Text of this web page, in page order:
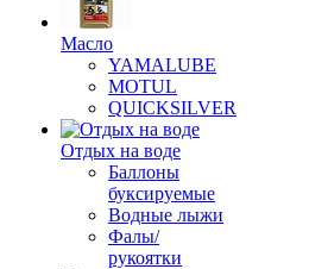
Масло
YAMALUBE
MOTUL
QUICKSILVER
Отдых на воде
Баллоны
буксируемые
Водные лыжи
Фалы/
рукоятки